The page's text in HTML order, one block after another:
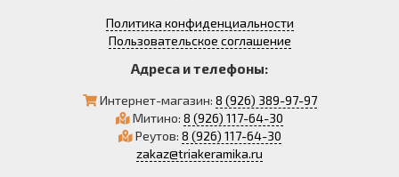
Политика конфиденциальности
Пользовательское соглашение
Адреса и телефоны:
Интернет-магазин: 8 (926) 389-97-97
Митино: 8 (926) 117-64-30
Реутов: 8 (926) 117-64-30
zakaz@triakeramika.ru